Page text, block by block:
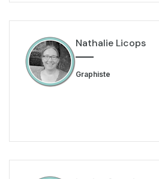
Nathalie Licops
Graphiste